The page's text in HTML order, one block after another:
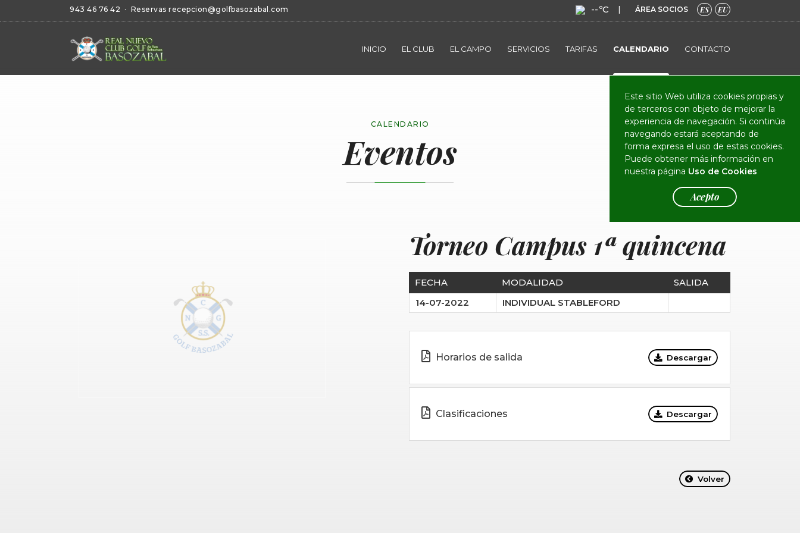
943 46 76 42 · Reservas recepcion@golfbasozabal.com --ºC ÁREA SOCIOS ES EU
INICIO EL CLUB EL CAMPO SERVICIOS TARIFAS CALENDARIO CONTACTO
Este sitio Web utiliza cookies propias y
de terceros con objeto de mejorar la
experiencia de navegación. Si continúa
navegando estará aceptando de
forma expresa el uso de estas cookies.
Puede obtener más información en
nuestra página Uso de Cookies
Acepto
CALENDARIO
Eventos
Torneo Campus 1ª quincena
FECHA MODALIDAD
SALIDA
14-07-2022
INDIVIDUAL STABLEFORD
Horarios de salida Descargar
Clasificaciones Descargar
Volver